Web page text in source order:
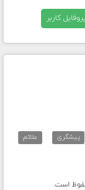
کاربر
پیشگری
علائم